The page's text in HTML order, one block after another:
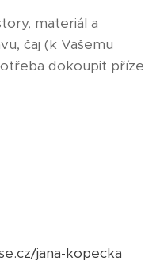
materiál a
čaj (k Vašemu
dokoupit příze
jana-kopecka